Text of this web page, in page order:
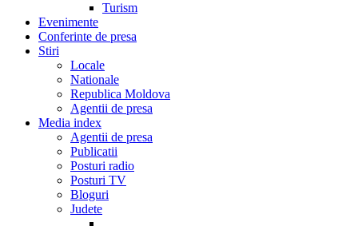
Turism
Evenimente
Conferinte de presa
Stiri
Locale
Nationale
Republica Moldova
Agentii de presa
Media index
Agentii de presa
Publicatii
Posturi radio
Posturi TV
Bloguri
Judete